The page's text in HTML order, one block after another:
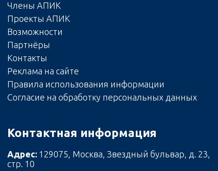
Члены АПИК
Проекты АПИК
Возможности
Партнёры
Контакты
Реклама на сайте
Правила использования информации
Согласие на обработку персональных данных
Контактная информация
Адрес: 129075, Москва, Звездный бульвар, д. 23,
стр. 10